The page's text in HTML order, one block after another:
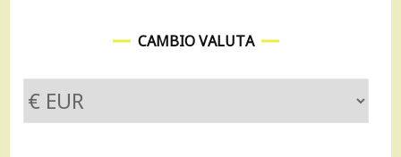
CAMBIO VALUTA